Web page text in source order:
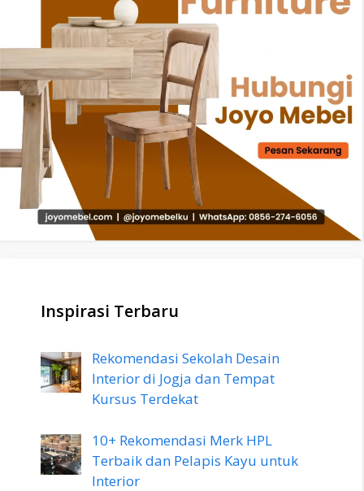
Inspirasi Terbaru
Rekomendasi Sekolah Desain
Interior di Jogja dan Tempat
Kursus Terdekat
10+ Rekomendasi Merk HPL
Terbaik dan Pelapis Kayu untuk
Interior